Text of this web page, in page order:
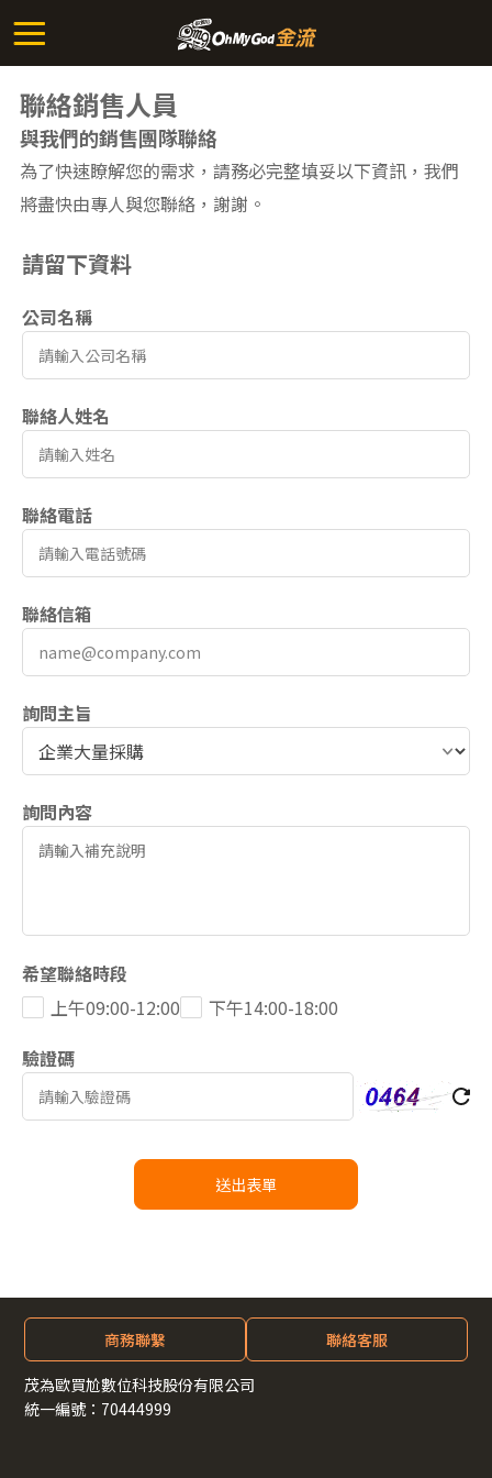
聯絡銷售人員
與我們的銷售團隊聯絡
為了快速瞭解您的需求，請務必完整填妥以下資訊，我們
將盡快由專人與您聯絡，謝謝。
請留下資料
公司名稱
聯絡人姓名
聯絡電話
聯絡信箱
詢問主旨
詢問內容
希望聯絡時段
上午09:00-12:00
下午14:00-18:00
驗證碼
送出表單
茂為歐買尬數位科技股份有限公司
統一編號：70444999
商務聯繫 聯絡客服